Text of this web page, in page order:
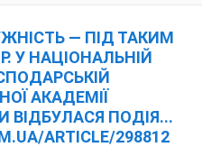
— ПІД ТАКИМ
У НАЦІОНАЛЬНІЙ
АКАДЕМІЇ
ВІДБУЛАСЯ ПОДІЯ...
ARTICLE/298812